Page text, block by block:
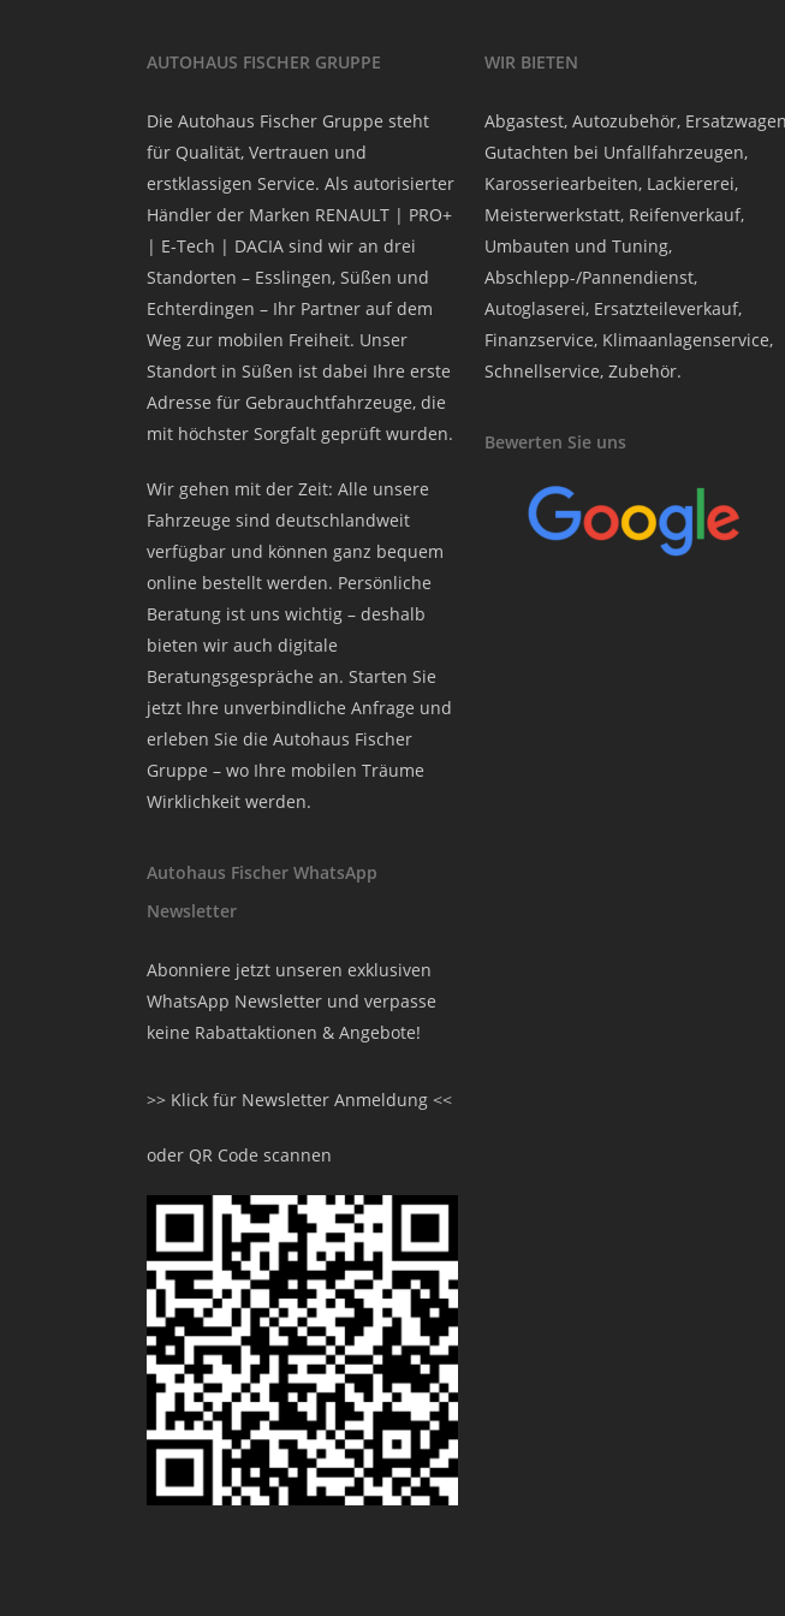
AUTOHAUS FISCHER GRUPPE
Die Autohaus Fischer Gruppe steht
für Qualität, Vertrauen und
erstklassigen Service. Als autorisierter
Händler der Marken RENAULT | PRO+
| E-Tech | DACIA sind wir an drei
Standorten – Esslingen, Süßen und
Echterdingen – Ihr Partner auf dem
Weg zur mobilen Freiheit. Unser
Standort in Süßen ist dabei Ihre erste
Adresse für Gebrauchtfahrzeuge, die
mit höchster Sorgfalt geprüft wurden.
Wir gehen mit der Zeit: Alle unsere
Fahrzeuge sind deutschlandweit
verfügbar und können ganz bequem
online bestellt werden. Persönliche
Beratung ist uns wichtig – deshalb
bieten wir auch digitale
Beratungsgespräche an. Starten Sie
jetzt Ihre unverbindliche Anfrage und
erleben Sie die Autohaus Fischer
Gruppe – wo Ihre mobilen Träume
Wirklichkeit werden.
Autohaus Fischer WhatsApp
Newsletter
Abonniere jetzt unseren exklusiven
WhatsApp Newsletter und verpasse
keine Rabattaktionen & Angebote!
>> Klick für Newsletter Anmeldung <<
oder QR Code scannen
WIR BIETEN
Abgastest, Autozubehör,
Gutachten bei Unfallfahrzeugen,
Karosseriearbeiten, Lackiererei,
Meisterwerkstatt, Reifenverkauf,
Umbauten und Tuning,
Abschlepp-/Pannendienst,
Autoglaserei, Ersatzteileverkauf,
Finanzservice, Klimaanlagenservice,
Schnellservice, Zubehör.
Bewerten Sie uns